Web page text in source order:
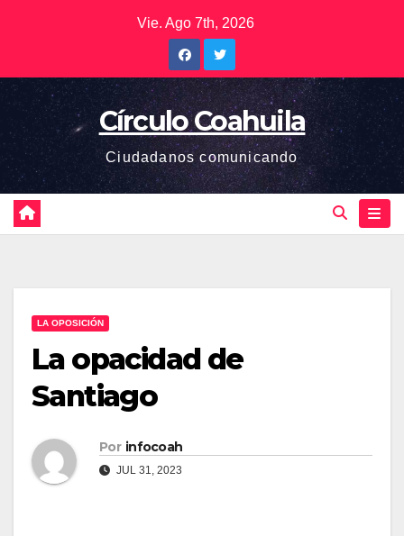
Vie. Ago 7th, 2026
Círculo Coahuila
Ciudadanos comunicando
LA OPOSICIÓN
La opacidad de
Santiago
Por infocoah
JUL 31, 2023